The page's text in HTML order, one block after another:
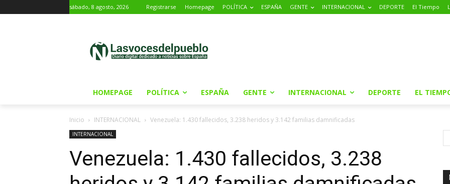
sábado, 8 agosto, 2026 Registrarse Homepage POLÍTICA ESPAÑA GENTE INTERNACIONAL DEPORTE El Tiempo
HOMEPAGE POLÍTICA ESPAÑA GENTE INTERNACIONAL DEPORTE EL
Inicio INTERNACIONAL Venezuela: 1.430 fallecidos, 3.238 heridos y 3.142 familias damnificadas
INTERNACIONAL
Venezuela: 1.430 fallecidos, 3.238